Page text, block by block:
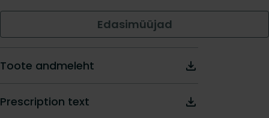
Edasimüüjad
Toote andmeleht
Prescription text